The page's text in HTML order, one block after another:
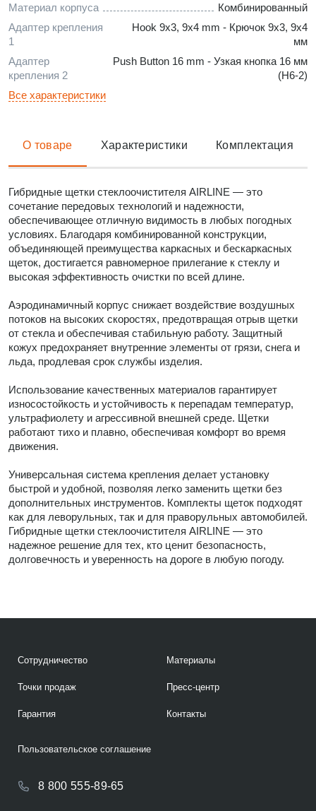
Материал корпуса
Комбинированный
Адаптер крепления
1
Hook 9x3, 9x4 mm - Крючок 9x3, 9x4
мм
Адаптер
крепления 2
Push Button 16 mm - Узкая кнопка 16 мм
(H6-2)
Все характеристики
О товаре Характеристики Комплектация
Гибридные щетки стеклоочистителя AIRLINE — это
сочетание передовых технологий и надежности,
обеспечивающее отличную видимость в любых погодных
условиях. Благодаря комбинированной конструкции,
объединяющей преимущества каркасных и бескаркасных
щеток, достигается равномерное прилегание к стеклу и
высокая эффективность очистки по всей длине.
Аэродинамичный корпус снижает воздействие воздушных
потоков на высоких скоростях, предотвращая отрыв щетки
от стекла и обеспечивая стабильную работу. Защитный
кожух предохраняет внутренние элементы от грязи, снега и
льда, продлевая срок службы изделия.
Использование качественных материалов гарантирует
износостойкость и устойчивость к перепадам температур,
ультрафиолету и агрессивной внешней среде. Щетки
работают тихо и плавно, обеспечивая комфорт во время
движения.
Универсальная система крепления делает установку
быстрой и удобной, позволяя легко заменить щетки без
дополнительных инструментов. Комплекты щеток подходят
как для леворульных, так и для праворульных автомобилей.
Гибридные щетки стеклоочистителя AIRLINE — это
надежное решение для тех, кто ценит безопасность,
долговечность и уверенность на дороге в любую погоду.
Сотрудничество
Точки продаж
Гарантия
Материалы
Пресс-центр
Контакты
8 800 555-89-65
Пользовательское соглашение